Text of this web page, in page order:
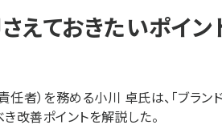
ておきたいポイン
者）を務める小川 卓氏は、「ブラン
改善ポイントを解説した。